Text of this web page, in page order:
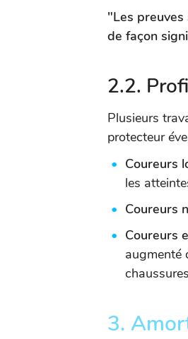
"Les
de façon
2.2.
Plusieurs
protecteur
Coureurs
les
Coureurs
Coureurs
augmenté
3.